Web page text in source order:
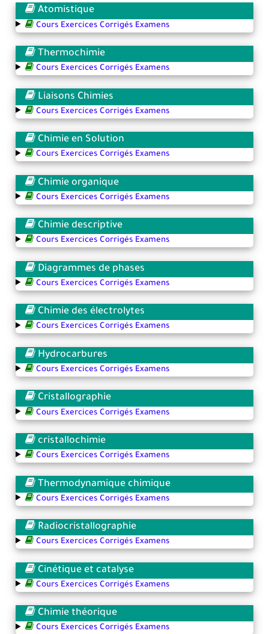
Atomistique
Cours Exercices Corrigés Examens
Thermochimie
Cours Exercices Corrigés Examens
Liaisons Chimies
Cours Exercices Corrigés Examens
Chimie en Solution
Cours Exercices Corrigés Examens
Chimie organique
Cours Exercices Corrigés Examens
Chimie descriptive
Cours Exercices Corrigés Examens
Diagrammes de phases
Cours Exercices Corrigés Examens
Chimie des électrolytes
Cours Exercices Corrigés Examens
Hydrocarbures
Cours Exercices Corrigés Examens
Cristallographie
Cours Exercices Corrigés Examens
cristallochimie
Cours Exercices Corrigés Examens
Thermodynamique chimique
Cours Exercices Corrigés Examens
Radiocristallographie
Cours Exercices Corrigés Examens
Cinétique et catalyse
Cours Exercices Corrigés Examens
Chimie théorique
Cours Exercices Corrigés Examens